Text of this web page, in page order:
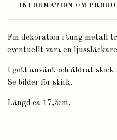
INFORMATION OM
Fin dekoration i tung metall
eventuellt vara en
I gott använt och åldrat skick.
Se bilder för skick.
Längd ca 17,5cm.